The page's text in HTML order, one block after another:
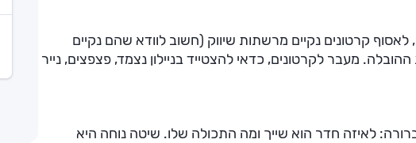
לאסוף קרטונים נקיים מרשתות שיווק (חשוב לוודא שהם נקיים
מעבר לקרטונים, כדאי להצטייד בניילון נצמד, פצפצים, נייר
ברורה: לאיזה חדר הוא שייך ומה התכולה שלו. שיטה נוחה היא